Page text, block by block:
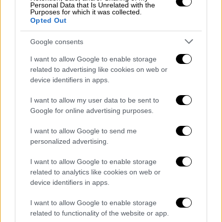
Personal Data that Is Unrelated with the
Purposes for which it was collected.
Opted Out
Google consents
I want to allow Google to enable storage
related to advertising like cookies on web or
device identifiers in apps.
I want to allow my user data to be sent to
Google for online advertising purposes.
I want to allow Google to send me
personalized advertising.
I want to allow Google to enable storage
related to analytics like cookies on web or
device identifiers in apps.
I want to allow Google to enable storage
related to functionality of the website or app.
ανυπέρβλητα χρέη και τα χρησιμοποιούν για
να αρπάξουν τους πόρους τους ή να κρατούν
διπλωματικό πιστόλι στο κεφάλι τους» και
προσθέτει πως «Βασανίζουν, φυλακίζουν και
υποβάλλουν σε πλύση εγκεφάλου τον ίδιο
τον λαό τους, ειδικά στη Σιντζιάνγκ και στο
Χονγκ Κονγκ, κατά παραβίαση των
ανθρωπίνων δικαιωμάτων». «Θα εμποδίσω
την Κίνα να αποκτήσει τον έλεγχο των
επιχειρήσεις και στους βρετανικούς
δημόσιους δεσμούς την κυβερνοασφάλεια
που έχουν ανάγκη» καταλήγει ο ίδιος.
Ανάμεσα στις υποσχέσεις του κ. Σούνακ
κατά τουπόδειγμα του NATO, για την
«άμυνα» έναντι αυτών που αποκαλεί